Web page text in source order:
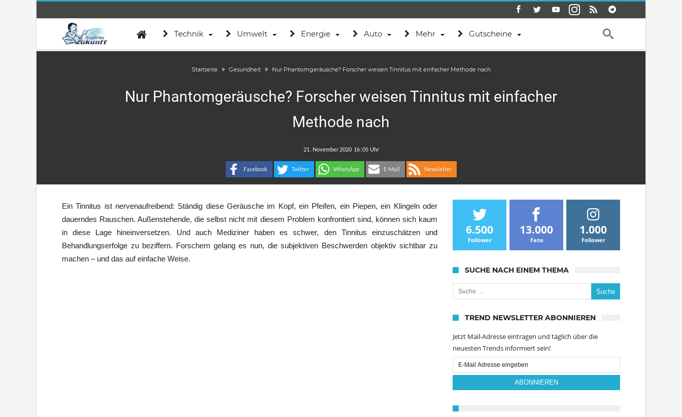
Technik Umwelt Energie Auto Mehr Gutscheine
Startseite Gesundheit Nur Phantomgeräusche? Forscher weisen Tinnitus mit einfacher Methode nach
Nur Phantomgeräusche? Forscher weisen Tinnitus mit einfacher
Methode nach
:
Facebook Twitter WhatsApp E-Mail Newsletter
Ein Tinnitus ist nervenaufreibend: Ständig diese Geräusche im Kopf, ein Pfeifen, ein Piepen, ein Klingeln oder
dauerndes Rauschen. Außenstehende, die selbst nicht mit diesem Problem konfrontiert sind, können sich kaum
in diese Lage hineinversetzen. Und auch Mediziner haben es schwer, den Tinnitus einzuschätzen und
Behandlungserfolge zu beziffern. Forschern gelang es nun, die subjektiven Beschwerden objektiv sichtbar zu
machen – und das auf einfache Weise.
6.500
Follower
13.000
Fans
1.000
Follower
SUCHE NACH EINEM THEMA
Suche nach:
TREND NEWSLETTER ABONNIEREN
Jetzt Mail-Adresse eintragen und täglich über die
neuesten Trends informiert sein!
Email
Subscription
ABONNIEREN